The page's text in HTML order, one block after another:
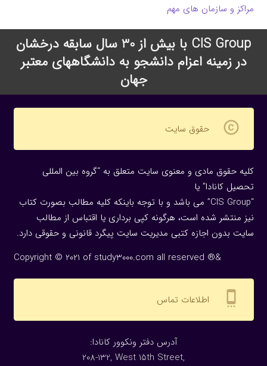
مراکز و سازمان های مهم
CIS Group با بیش از 30 سال سابقه درخشان
در زمینه اعزام دانشجو به دانشگاههای معتبر
جهان
copyright حقوق سایت
کلیه حقوق مادی و معنوی سایت متعلق به “گروه بین المللی
تحصیل کانادا” یا
“CIS Group” می باشد و با توجه باینکه کلیه مطالب بصورت کتاب
نیز منتشر شده است، هرگونه كپی برداری یا اقتباس از مطالب
سایت بدون اجازه كتبی مدیریت سایت پیگرد قانونی و حقوقی دارد.
Copyright © 2021 of study3000.com all reserved ®&
settings_cell اطلاعات تماس
:آدرس دفتر ونکوور کانادا
208-132, West 15th Street,